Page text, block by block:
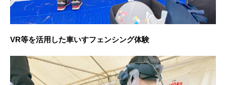
VR等を活用した車いすフェンシング体験